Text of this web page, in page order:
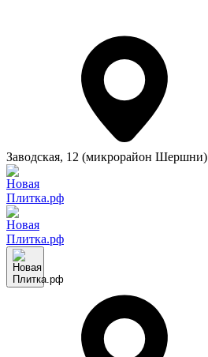
Заводская, 12 (микрорайон Шершни)